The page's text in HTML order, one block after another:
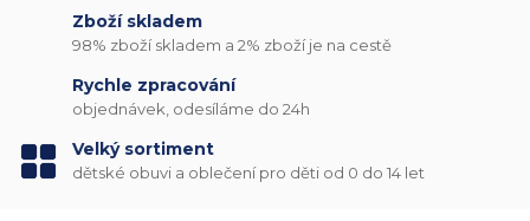
Zboží skladem
98% zboží skladem a 2% zboží je na cestě
Rychle zpracování
objednávek, odesíláme do 24h
Velký sortiment
dětské obuvi a oblečení pro děti od 0 do 14 let